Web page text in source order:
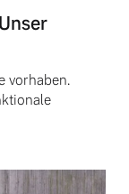
vorhaben.